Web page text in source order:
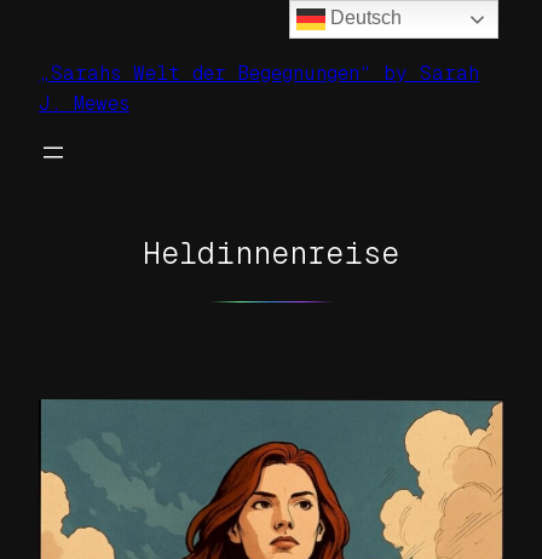
springen
„Sarahs Welt der Begegnungen“ by Sarah
J. Mewes
Heldinnenreise
Deutsch